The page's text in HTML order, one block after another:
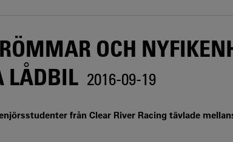
OCH
LÅDBIL 2016-09-19
från Clear River Racing tävlade